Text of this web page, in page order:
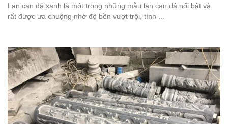
Lan can đá xanh là một trong những mẫu lan can đá nổi bật và
rất được ưa chuộng nhờ độ bền vượt trội, tính ...